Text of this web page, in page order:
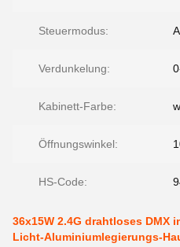
Steuermodus:
Verdunkelung:
Kabinett-Farbe:
Öffnungswinkel:
HS-Code:
36x15W 2.4G drahtloses DMX
Licht-Aluminiumlegierungs-